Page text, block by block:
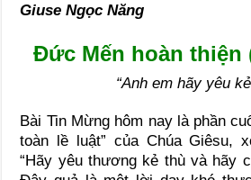
Giuse Ngọc Năng
Đức Mến hoàn thiện
“Anh em hãy yêu
Bài Tin Mừng hôm nay là phần
toàn lề luật” của Chúa Giêsu,
“Hãy yêu thương kẻ thù và hãy